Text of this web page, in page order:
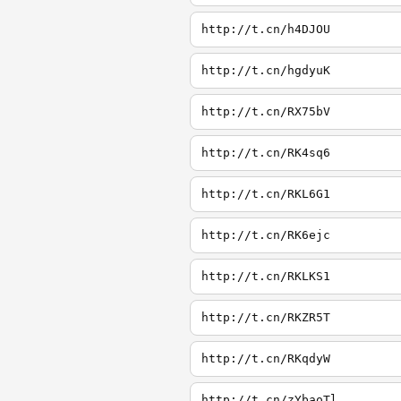
http://t.cn/h4DJOU
http://t.cn/hgdyuK
http://t.cn/RX75bV
http://t.cn/RK4sq6
http://t.cn/RKL6G1
http://t.cn/RK6ejc
http://t.cn/RKLKS1
http://t.cn/RKZR5T
http://t.cn/RKqdyW